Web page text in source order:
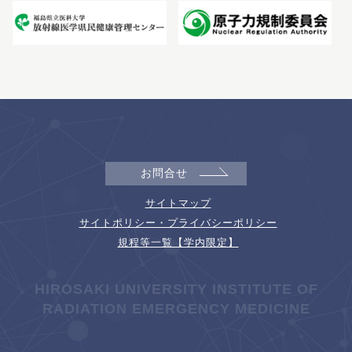
お問合せ
サイトマップ
サイトポリシー・プライバシーポリシー
規程等一覧【学内限定】
HIROSAKI UNIVERSITY INSTITUTE OF
RADIATION EMERGENCY MEDICINE